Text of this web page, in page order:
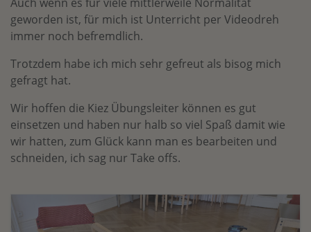
geworden ist, für mich ist Unterricht per Videodreh
immer noch befremdlich.
Trotzdem habe ich mich sehr gefreut als bisog mich
gefragt hat.
Wir hoffen die Kiez Übungsleiter können es gut
einsetzen und haben nur halb so viel Spaß damit wie
wir hatten, zum Glück kann man es bearbeiten und
schneiden, ich sag nur Take offs.